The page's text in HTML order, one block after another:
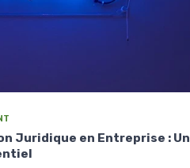
Juridique en Entreprise : Un